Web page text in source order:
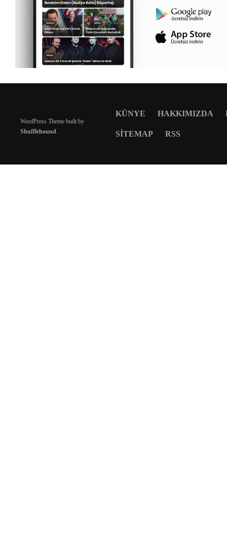
WordPress Theme built by
Shufflehound.
KÜNYE HAKKIMIZDA
SITEMAP RSS